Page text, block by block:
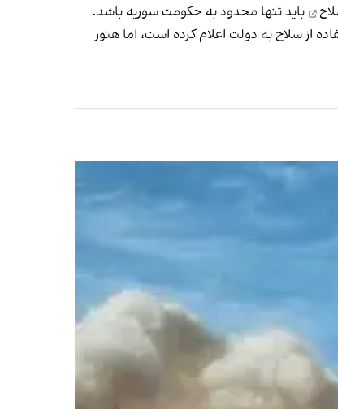
باید تنها محدود به حکومت سوریه باشد.
از سلاح به دولت اعلام کرده است، اما هنوز